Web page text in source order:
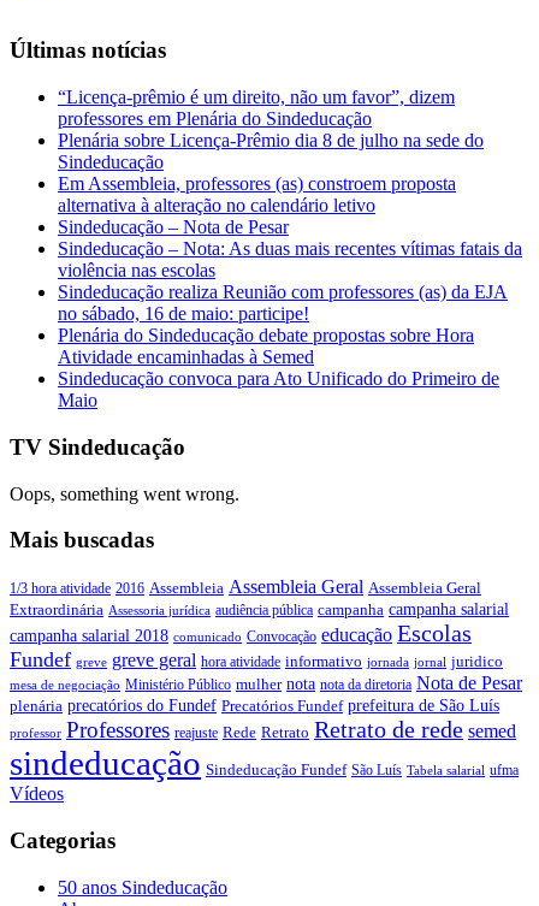
Últimas notícias
“Licença-prêmio é um direito, não um favor”, dizem
professores em Plenária do Sindeducação
Plenária sobre Licença-Prêmio dia 8 de julho na sede do
Sindeducação
Em Assembleia, professores (as) constroem proposta
alternativa à alteração no calendário letivo
Sindeducação – Nota de Pesar
Sindeducação – Nota: As duas mais recentes vítimas fatais da
violência nas escolas
Sindeducação realiza Reunião com professores (as) da EJA
no sábado, 16 de maio: participe!
Plenária do Sindeducação debate propostas sobre Hora
Atividade encaminhadas à Semed
Sindeducação convoca para Ato Unificado do Primeiro de
Maio
TV Sindeducação
Oops, something went wrong.
Mais buscadas
1/3 hora atividade 2016 Assembleia Assembleia Geral Assembleia Geral
Extraordinária Assessoria jurídica audiência pública campanha campanha salarial
campanha salarial 2018 comunicado Convocação educação Escolas
Fundef greve greve geral hora atividade informativo jornada jornal juridico
mesa de negociação Ministério Público mulher nota nota da diretoria Nota de Pesar
plenária precatórios do Fundef Precatórios Fundef prefeitura de São Luís
professor Professores reajuste Rede Retrato Retrato de rede semed
sindeducação Sindeducação Fundef São Luís Tabela salarial ufma
Vídeos
Categorias
50 anos Sindeducação